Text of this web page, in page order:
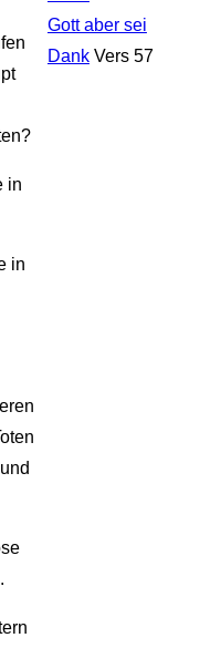
in
in
Gott aber sei
Dank Vers 57